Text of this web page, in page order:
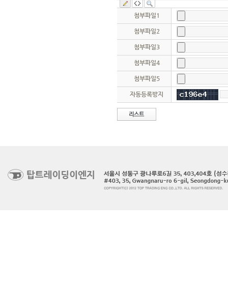
첨부파일1
첨부파일2
첨부파일3
첨부파일4
첨부파일5
자동등록방지